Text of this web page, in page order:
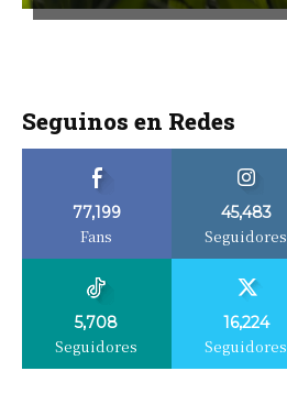
Seguinos en Redes
77,199
Fans
45,483
Seguidores
5,708
Seguidores
16,224
Seguidores